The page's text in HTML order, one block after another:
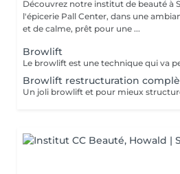
Découvrez notre institut de beauté à
l'épicerie Pall Center, dans une
et de calme, prêt pour une ...
Browlift
Browlift restructuration